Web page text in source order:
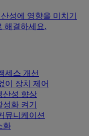
성에 영향을 미치기
해결하세요.
세스 개선
이 장치 제어
산성 향상
화 켜기
뮤니케이션
화